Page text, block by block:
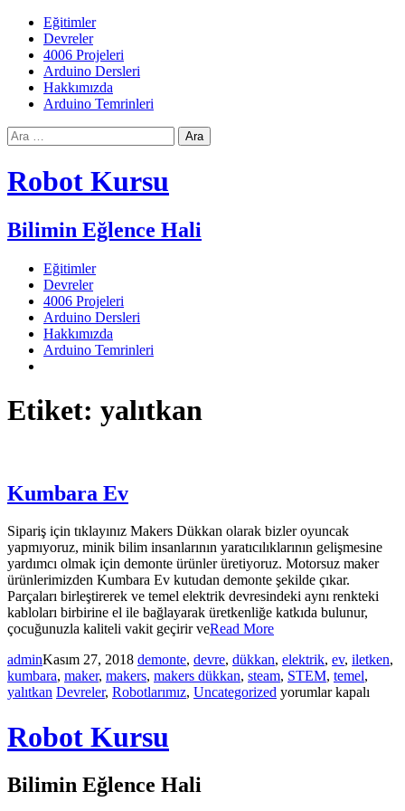
Skip
Content
Eğitimler
Devreler
4006 Projeleri
Arduino Dersleri
Hakkımızda
Arduino Temrinleri
Arama:
Robot Kursu
Bilimin Eğlence Hali
Eğitimler
Devreler
4006 Projeleri
Arduino Dersleri
Hakkımızda
Arduino Temrinleri
Etiket: yalıtkan
Kumbara Ev
Sipariş için tıklayınız Makers Dükkan olarak bizler oyuncak
yapmıyoruz, minik bilim insanlarının yaratıcılıklarının gelişmesine
yardımcı olmak için demonte ürünler üretiyoruz. Motorsuz maker
ürünlerimizden Kumbara Ev kutudan demonte şekilde çıkar.
Parçaları birleştirerek ve temel elektrik devresindeki aynı renkteki
kabloları birbirine el ile bağlayarak üretkenliğe katkıda bulunur,
çocuğunuzla kaliteli vakit geçirir veRead More
adminKasım 27, 2018 demonte, devre, dükkan, elektrik, ev, iletken,
kumbara, maker, makers, makers dükkan, steam, STEM, temel,
yalıtkan Devreler, Robotlarımız, Uncategorized Kumbara
yorumlar kapalı
Robot Kursu
Bilimin Eğlence Hali